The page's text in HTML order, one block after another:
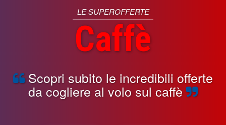
LE SUPEROFFERTE
Caffè
Scopri subito le incredibili offerte
da cogliere al volo sul caffè